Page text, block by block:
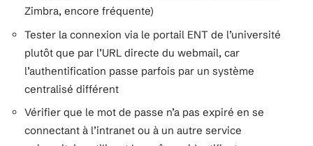
Zimbra, encore fréquente)
Tester la connexion via le portail ENT de l’université
plutôt que par l’URL directe du webmail, car
l’authentification passe parfois par un système
centralisé différent
Vérifier que le mot de passe n’a pas expiré en se
connectant à l’intranet ou à un autre service